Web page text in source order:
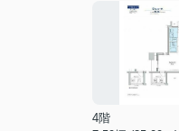
4階